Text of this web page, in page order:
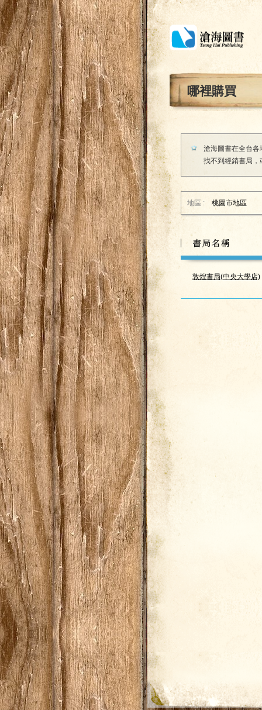
哪裡購買
滄海圖書在全台
找不到經銷書局
地區 : 桃園市地區
敦煌書局(中央大學店)